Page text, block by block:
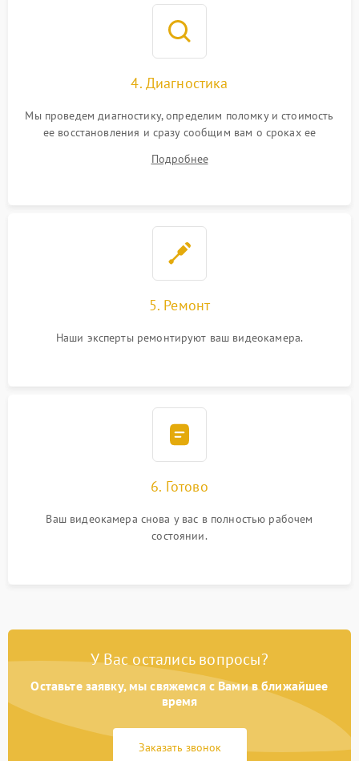
4. Диагностика
Мы проведем диагностику, определим поломку и стоимость
ее восстановления и сразу сообщим вам о сроках ее
Подробнее
5. Ремонт
Наши эксперты ремонтируют ваш видеокамера.
6. Готово
Ваш видеокамера снова у вас в полностью рабочем
состоянии.
У Вас остались вопросы?
Оставьте заявку, мы свяжемся с Вами в ближайшее
время
Заказать звонок